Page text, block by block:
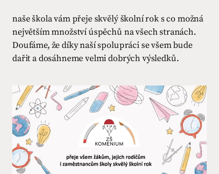
naše škola vám přeje skvělý školní rok s co možná
největším množství úspěchů na všech stranách.
Doufáme, že díky naší spolupráci se všem bude
dařit a dosáhneme velmi dobrých výsledků.